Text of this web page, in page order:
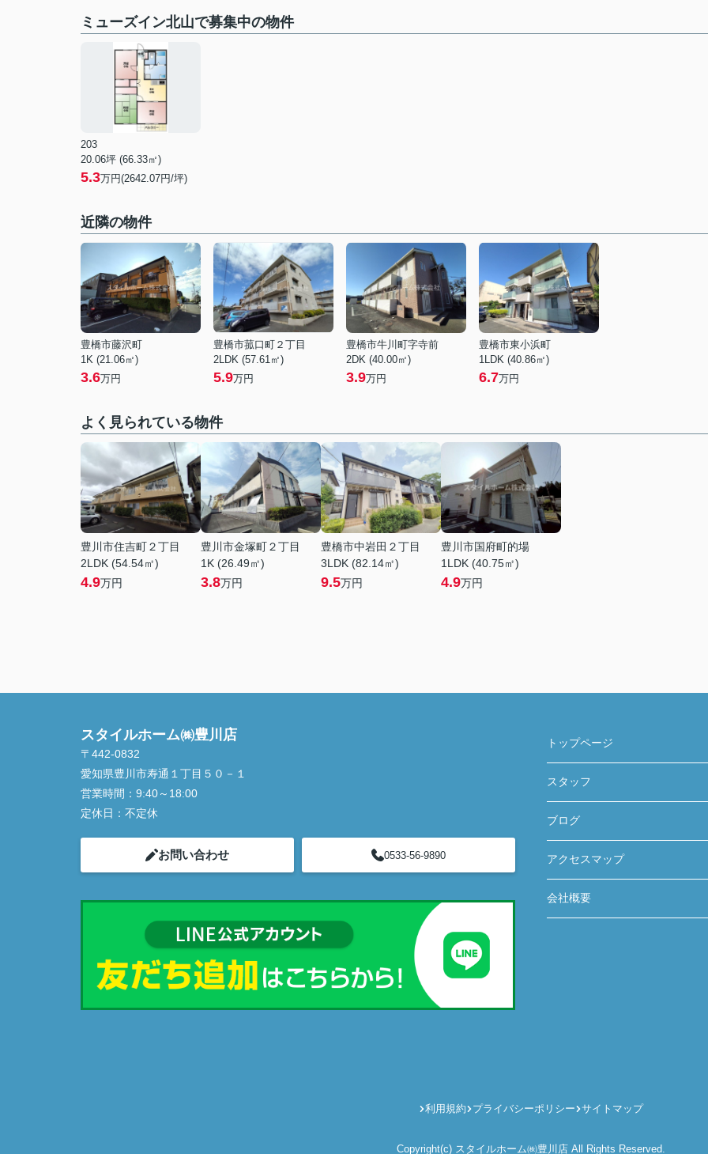
ミューズイン北山で募集中の物件
203
20.06坪 (66.33㎡)
5.3万円(2642.07円/坪)
近隣の物件
豊橋市藤沢町
1K (21.06㎡)
3.6万円
豊橋市菰口町２丁目
2LDK (57.61㎡)
5.9万円
豊橋市牛川町字寺前
2DK (40.00㎡)
3.9万円
豊橋市東小浜町
1LDK (40.86㎡)
6.7万円
よく見られている物件
豊川市住吉町２丁目
2LDK (54.54㎡)
4.9万円
豊川市金塚町２丁目
1K (26.49㎡)
3.8万円
豊橋市中岩田２丁目
3LDK (82.14㎡)
9.5万円
豊川市国府町的場
1LDK (40.75㎡)
4.9万円
スタイルホーム㈱豊川店
〒442-0832
愛知県豊川市寿通１丁目５０－１
営業時間： 9:40～18:00
定休日： 不定休
お問い合わせ 0533-56-9890
トップページ
スタッフ
ブログ
アクセスマップ
会社概要
利用規約 プライバシーポリシー サイトマップ
Copyright(c) スタイルホーム㈱豊川店 All Rights Reserved.